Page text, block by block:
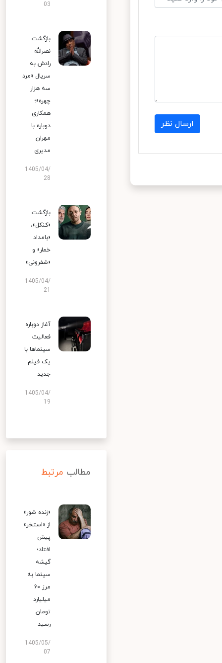
ارسال نظر
03
بازگشت
نصرالله
رادش به
سریال «مرد
سه هزار
چهره»؛
همکاری
دوباره با
مهران
مدیری
1405/04/
28
بازگشت
«کنکل»،
«بامداد
خمار» و
«شفرونی»
1405/04/
آغاز دوباره
فعالیت
سینماها با
یک فیلم
جدید
1405/04/
19
مطالب مرتبط
«زنده شور»
از «استخر»
پیش
افتاد؛
گیشه
سینما به
مرز ۶۰
میلیارد
تومان
رسید
1405/05/
07